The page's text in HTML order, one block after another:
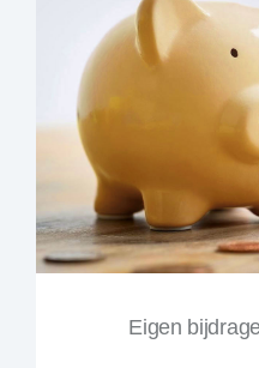
Eigen